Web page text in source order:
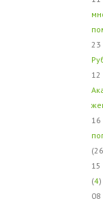
23
(4)